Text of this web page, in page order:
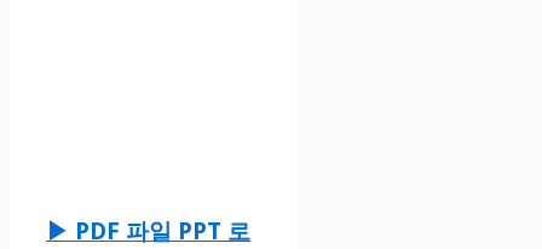
▶ PDF 파일 PPT 로